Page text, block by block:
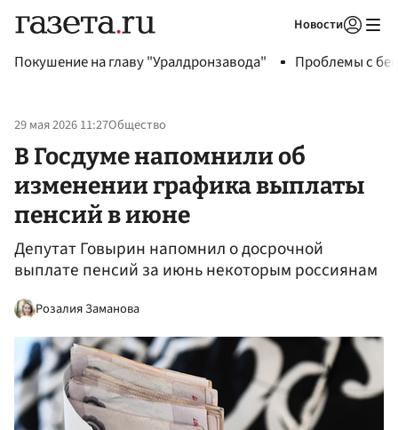
Новости
Покушение на главу "Уралдронзавода" Проблемы с
29 мая 2026 11:27Общество
В Госдуме напомнили об
изменении графика выплаты
пенсий в июне
Депутат Говырин напомнил о досрочной
выплате пенсий за июнь некоторым россиянам
Розалия Заманова